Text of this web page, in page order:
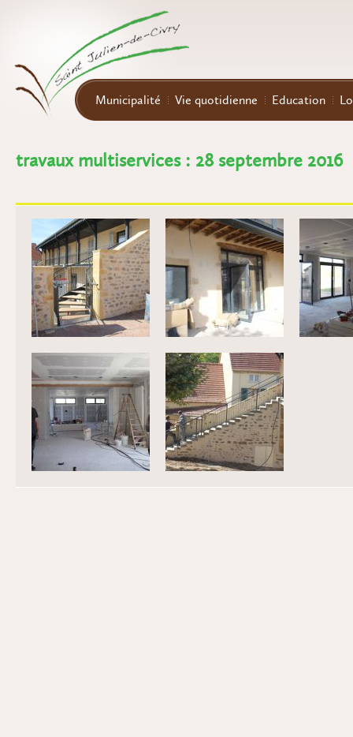
Municipalité Vie quotidienne Education
travaux multiservices : 28 septembre 2016